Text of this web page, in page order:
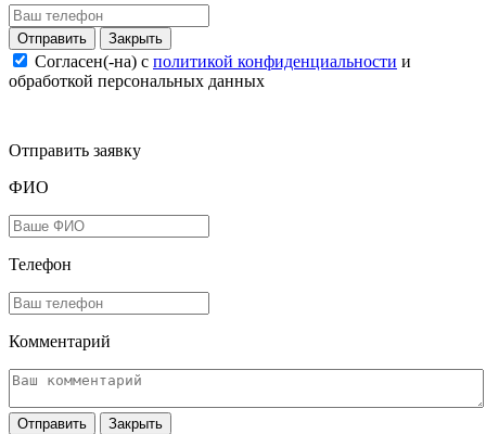
Закрыть
Согласен(-на) c политикой конфиденциальности и
обработкой персональных данных
Отправить заявку
ФИО
Телефон
Комментарий
Закрыть